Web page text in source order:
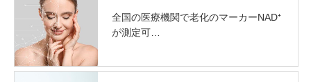
全国の医療機関で老化のマーカーNAD⁺
が測定可…